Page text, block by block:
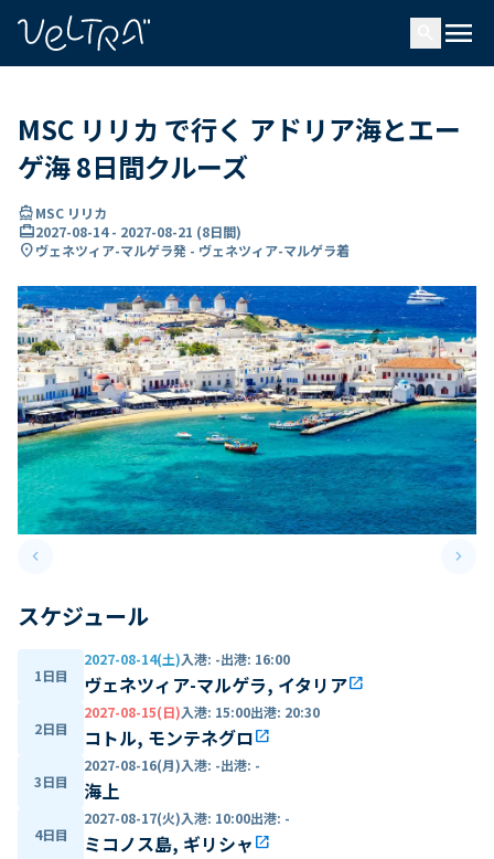
menu
MSC リリカ で行く アドリア海とエー
ゲ海 8日間クルーズ
directions_boatMSC リリカ
card_travel2027-08-14- 2027-08-21 (8日間)
location_onヴェネツィア-マルゲラ発 - ヴェネツィア-マルゲラ着
keyboard_arrow_leftPrevious slide keyboard_arrow_right
スケジュール
1日目
2027-08-14(土)入港: -出港: 16:00
ヴェネツィア-マルゲラ, イタリアopen_in_new
2日目
2027-08-15(日)入港: 15:00出港: 20:30
コトル, モンテネグロopen_in_new
3日目
2027-08-16(月)入港: -出港: -
海上
4日目
2027-08-17(火)入港: 10:00出港: -
ミコノス島, ギリシャ open_in_new